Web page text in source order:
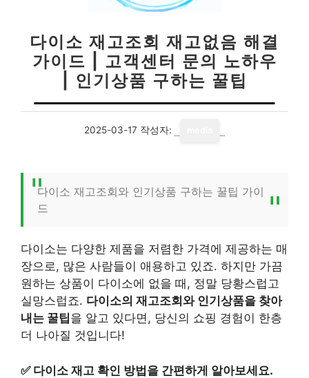
다이소 재고조회 재고없음 해결
가이드 | 고객센터 문의 노하우
| 인기상품 구하는 꿀팁
2025-03-17 작성자:
다이소 재고조회와 인기상품 구하는 꿀팁 가이
드
다이소는 다양한 제품을 저렴한 가격에 제공하는 매
장으로, 많은 사람들이 애용하고 있죠. 하지만 가끔
원하는 상품이 다이소에 없을 때, 정말 당황스럽고
실망스럽죠. 다이소의 재고조회와 인기상품을 찾아
내는 꿀팁을 알고 있다면, 당신의 쇼핑 경험이 한층
더 나아질 것입니다!
✅ 다이소 재고 확인 방법을 간편하게 알아보세요.